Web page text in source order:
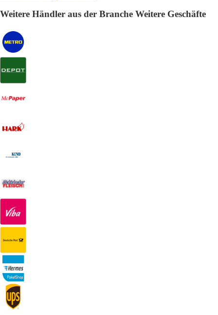
Weitere Händler aus der Branche Weitere Geschäfte